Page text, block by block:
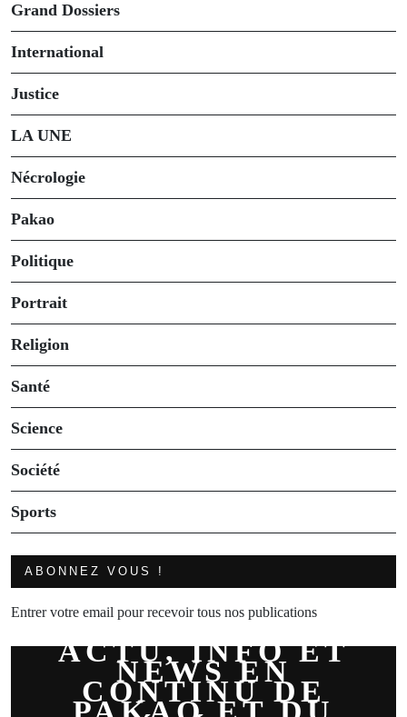
Grand Dossiers
International
Justice
LA UNE
Nécrologie
Pakao
Politique
Portrait
Religion
Santé
Science
Société
Sports
ABONNEZ VOUS !
Entrer votre email pour recevoir tous nos publications
ACTU, INFO ET
NEWS EN
CONTINU DE